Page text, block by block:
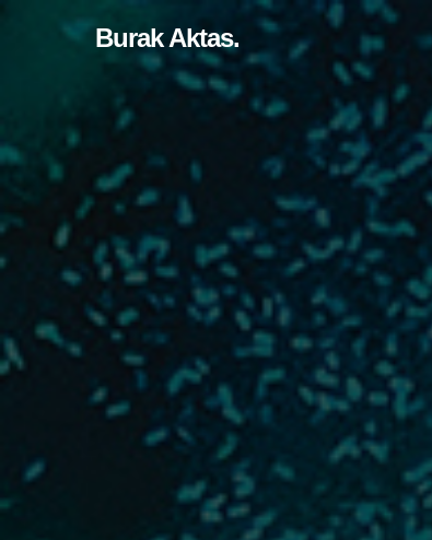
Burak Aktas.